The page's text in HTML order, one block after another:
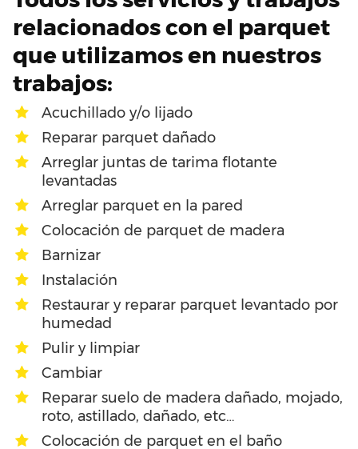
relacionados con el parquet
que utilizamos en nuestros
trabajos:
Acuchillado y/o lijado
Reparar parquet dañado
Arreglar juntas de tarima flotante
levantadas
Arreglar parquet en la pared
Colocación de parquet de madera
Barnizar
Instalación
Restaurar y reparar parquet levantado por
humedad
Pulir y limpiar
Cambiar
Reparar suelo de madera dañado, mojado,
roto, astillado, dañado, etc…
Colocación de parquet en el baño